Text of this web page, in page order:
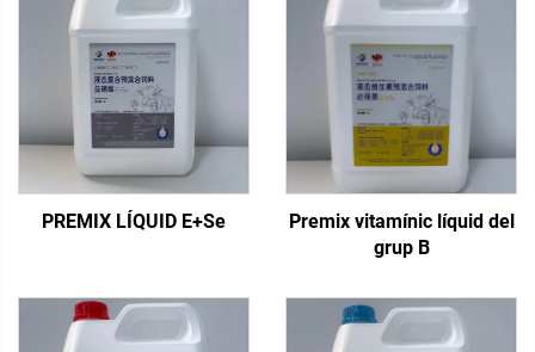
PREMIX LÍQUID E+Se
Premix vitamínic líquid del
grup B